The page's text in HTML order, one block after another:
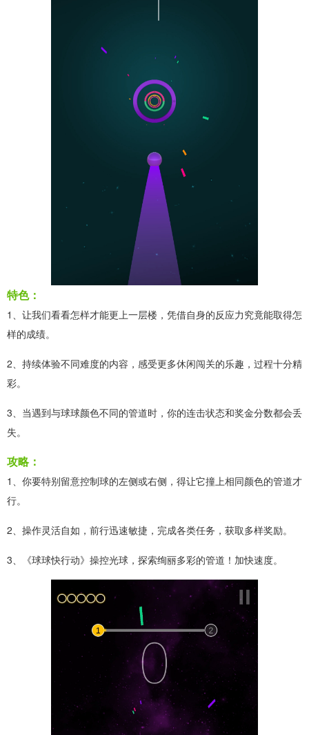
特色：
1、让我们看看怎样才能更上一层楼，凭借自身的反应力究竟能取得怎
样的成绩。
2、持续体验不同难度的内容，感受更多休闲闯关的乐趣，过程十分精
彩。
3、当遇到与球球颜色不同的管道时，你的连击状态和奖金分数都会丢
失。
攻略：
1、你要特别留意控制球的左侧或右侧，得让它撞上相同颜色的管道才
行。
2、操作灵活自如，前行迅速敏捷，完成各类任务，获取多样奖励。
3、《球球快行动》操控光球，探索绚丽多彩的管道！加快速度。